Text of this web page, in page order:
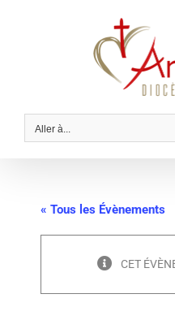
Aller à...
« Tous les Évènements
CET